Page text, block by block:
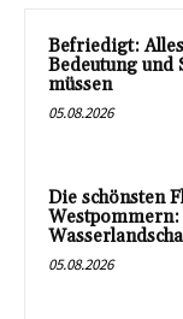
Befriedigt:
Bedeutung und
müssen
05.08.2026
Die schönsten
05.08.2026